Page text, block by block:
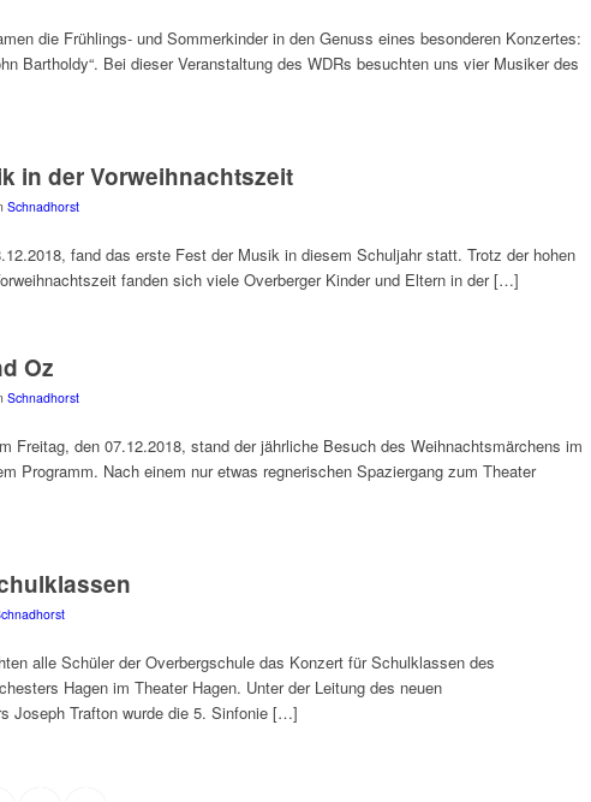
die Frühlings- und Sommerkinder in den Genuss eines besonderen Konzertes:
Bartholdy“. Bei dieser Veranstaltung des WDRs besuchten uns vier Musiker des
in der Vorweihnachtszeit
Schnadhorst
fand das erste Fest der Musik in diesem Schuljahr statt. Trotz der hohen
fanden sich viele Overberger Kinder und Eltern in der […]
Oz
Schnadhorst
Freitag, den 07.12.2018, stand der jährliche Besuch des Weihnachtsmärchens im
Programm. Nach einem nur etwas regnerischen Spaziergang zum Theater
alle Schüler der Overbergschule das Konzert für Schulklassen des
Hagen im Theater Hagen. Unter der Leitung des neuen
Joseph Trafton wurde die 5. Sinfonie […]